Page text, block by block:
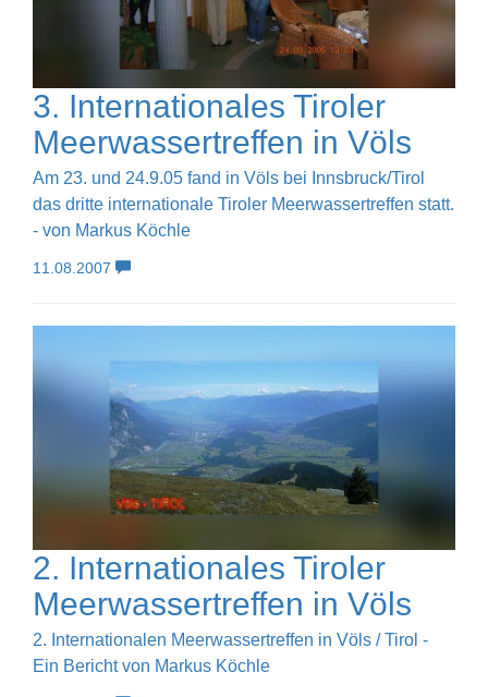
3. Internationales Tiroler
Meerwassertreffen in Völs
Am 23. und 24.9.05 fand in Völs bei Innsbruck/Tirol
das dritte internationale Tiroler Meerwassertreffen statt.
- von Markus Köchle
11.08.2007
2. Internationales Tiroler
Meerwassertreffen in Völs
2. Internationalen Meerwassertreffen in Völs / Tirol -
Ein Bericht von Markus Köchle